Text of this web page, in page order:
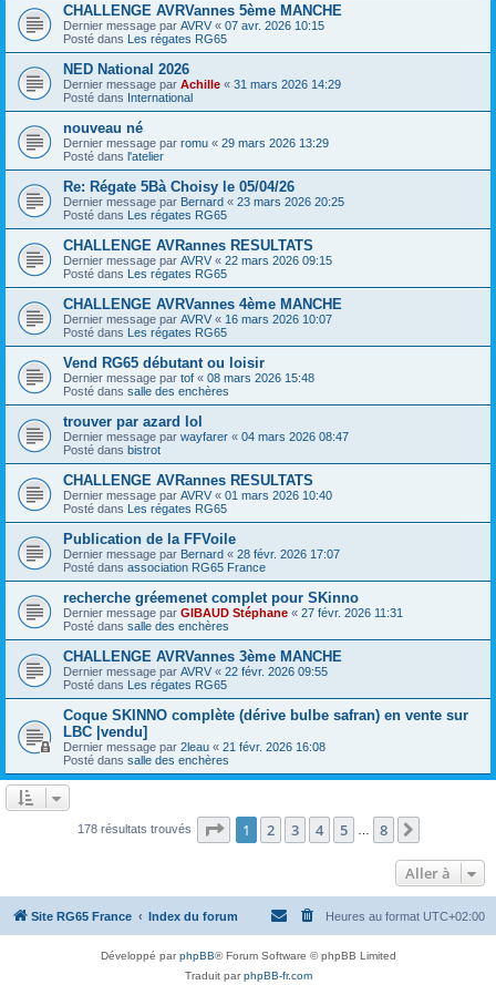
CHALLENGE AVRVannes 5ème MANCHE
Dernier message par AVRV « 07 avr. 2026 10:15
Posté dans Les régates RG65
NED National 2026
Dernier message par Achille « 31 mars 2026 14:29
Posté dans International
nouveau né
Dernier message par romu « 29 mars 2026 13:29
Posté dans l'atelier
Re: Régate 5Bà Choisy le 05/04/26
Dernier message par Bernard « 23 mars 2026 20:25
Posté dans Les régates RG65
CHALLENGE AVRannes RESULTATS
Dernier message par AVRV « 22 mars 2026 09:15
Posté dans Les régates RG65
CHALLENGE AVRVannes 4ème MANCHE
Dernier message par AVRV « 16 mars 2026 10:07
Posté dans Les régates RG65
Vend RG65 débutant ou loisir
Dernier message par tof « 08 mars 2026 15:48
Posté dans salle des enchères
trouver par azard lol
Dernier message par wayfarer « 04 mars 2026 08:47
Posté dans bistrot
CHALLENGE AVRannes RESULTATS
Dernier message par AVRV « 01 mars 2026 10:40
Posté dans Les régates RG65
Publication de la FFVoile
Dernier message par Bernard « 28 févr. 2026 17:07
Posté dans association RG65 France
recherche gréemenet complet pour SKinno
Dernier message par GIBAUD Stéphane « 27 févr. 2026 11:31
Posté dans salle des enchères
CHALLENGE AVRVannes 3ème MANCHE
Dernier message par AVRV « 22 févr. 2026 09:55
Posté dans Les régates RG65
Coque SKINNO complète (dérive bulbe safran) en vente sur
LBC |vendu]
Dernier message par 2leau « 21 févr. 2026 16:08
Posté dans salle des enchères
178 résultats trouvés Page 1sur8
1 2 3 4 5 8
Aller à
Site RG65 France Index du forum Heures au format UTC+02:00
Développé parphpBB® Forum Software © phpBB Limited
Traduit parphpBB-fr.com